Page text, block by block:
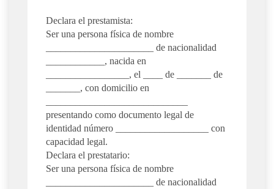
Declara el prestamista:
Ser una persona física de nombre
______________________ de nacionalidad
____________, nacida en
_________________, el ____ de _______ de
_______, con domicilio en
presentando como documento legal de
identidad número ___________________ con
capacidad legal.
Declara el prestatario:
Ser una persona física de nombre
______________________ de nacionalidad